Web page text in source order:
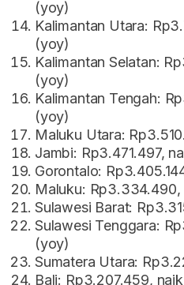
(yoy)
Kalimantan Utara:
(yoy)
Kalimantan Selatan:
(yoy)
Kalimantan Tengah:
(yoy)
Maluku Utara:
Jambi: Rp3.471.497,
Gorontalo:
Maluku: Rp3.334.490,
Sulawesi Barat:
Sulawesi Tenggara:
(yoy)
Sumatera Utara:
Bali: Rp3.207.459,